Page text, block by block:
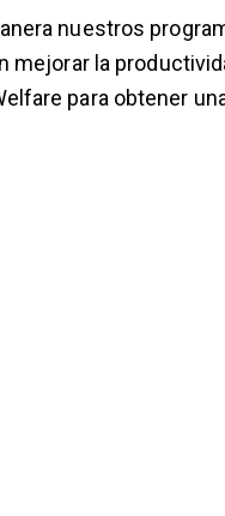
nuestros
mejorar la
para obtener